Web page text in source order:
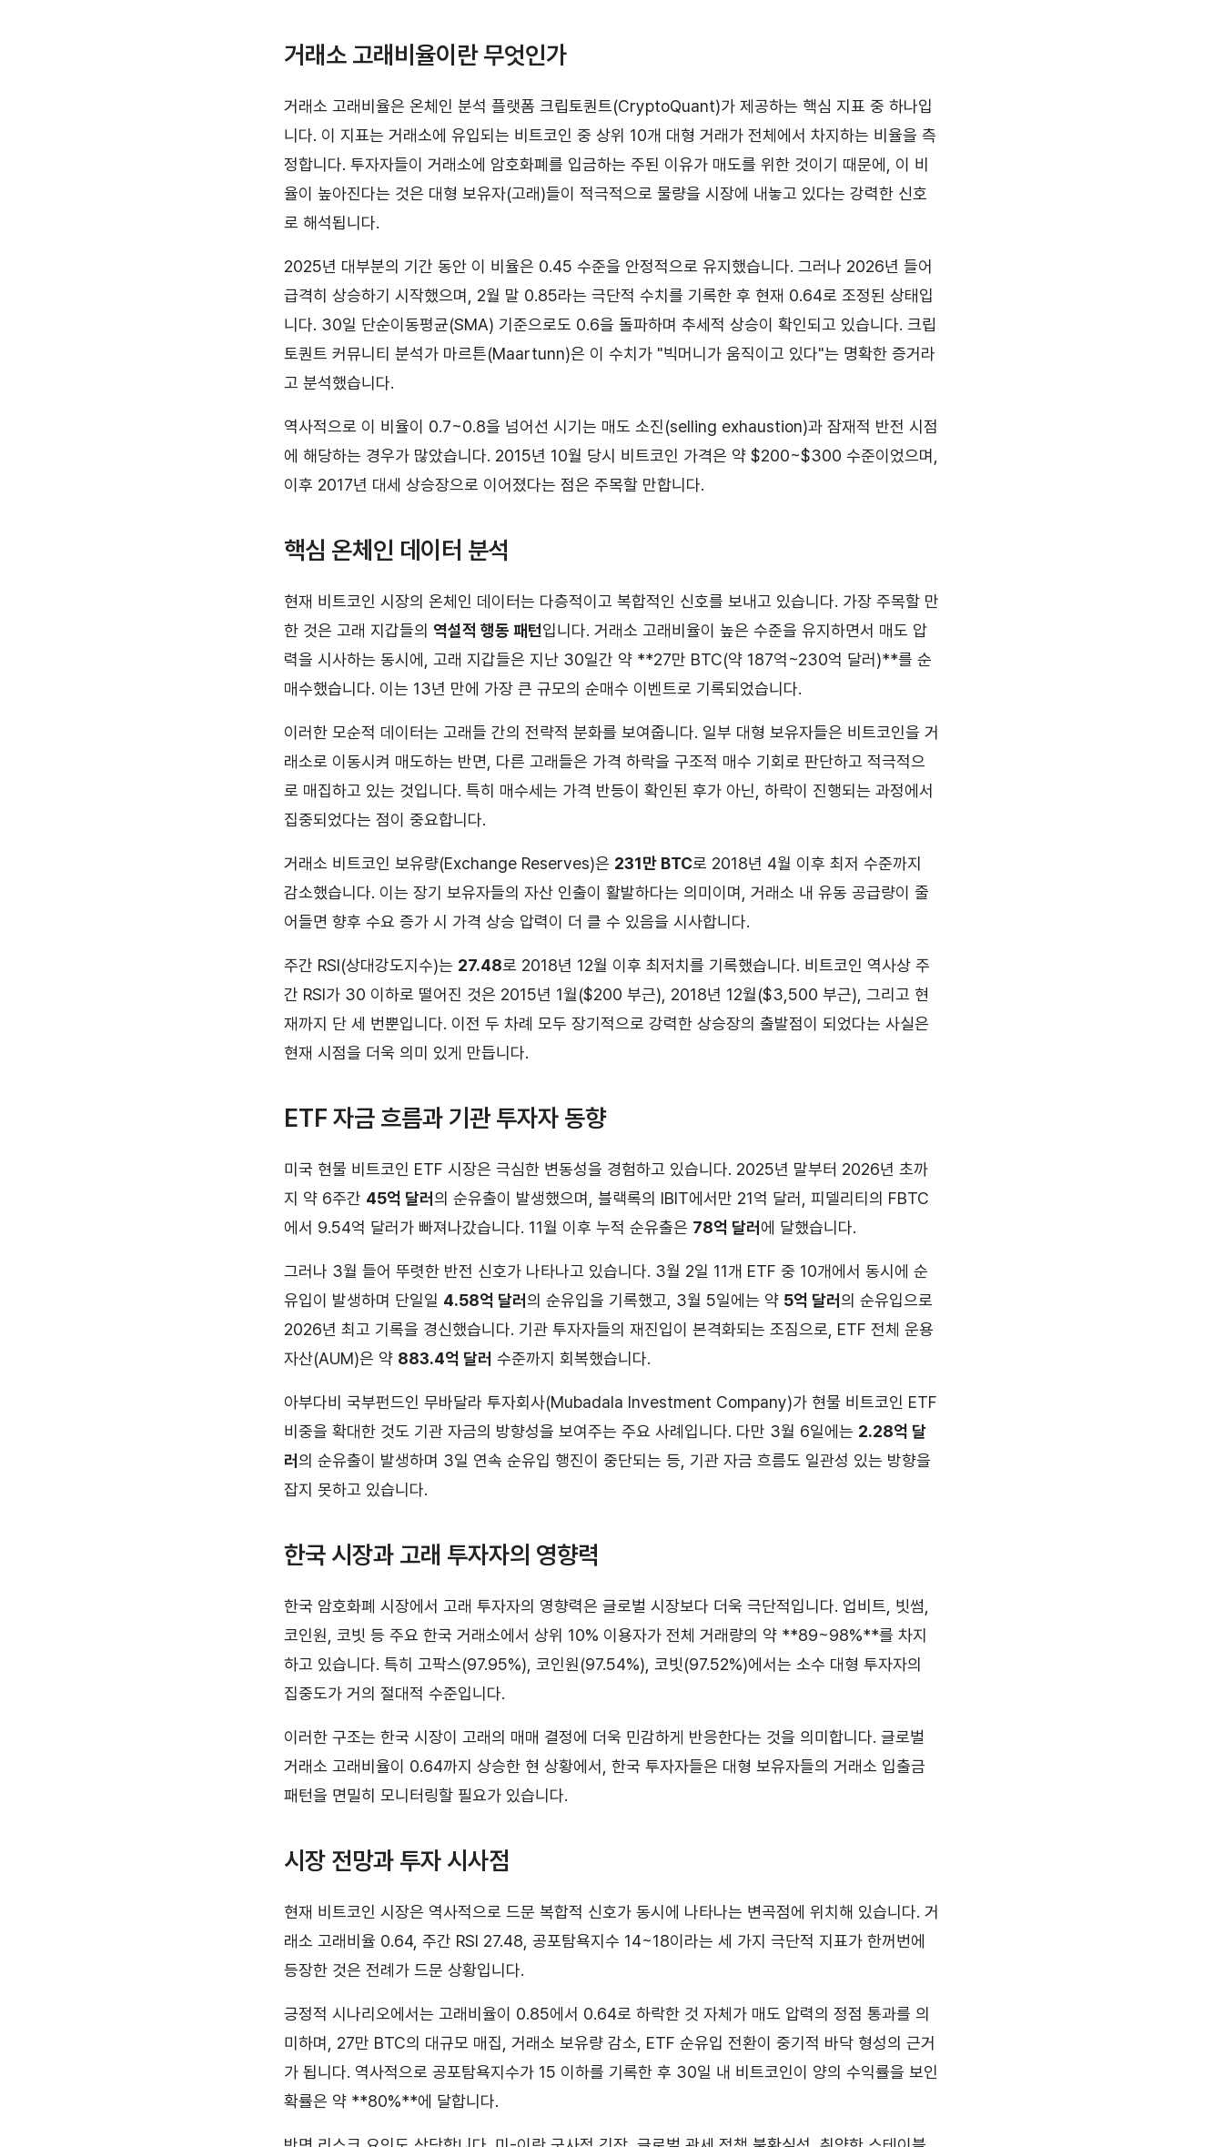
거래소 고래비율이란 무엇인가
거래소 고래비율은 온체인 분석 플랫폼 크립토퀀트(CryptoQuant)가 제공하는 핵심 지표 중 하나입
니다. 이 지표는 거래소에 유입되는 비트코인 중 상위 10개 대형 거래가 전체에서 차지하는 비율을 측
정합니다. 투자자들이 거래소에 암호화폐를 입금하는 주된 이유가 매도를 위한 것이기 때문에, 이 비
율이 높아진다는 것은 대형 보유자(고래)들이 적극적으로 물량을 시장에 내놓고 있다는 강력한 신호
로 해석됩니다.
2025년 대부분의 기간 동안 이 비율은 0.45 수준을 안정적으로 유지했습니다. 그러나 2026년 들어
급격히 상승하기 시작했으며, 2월 말 0.85라는 극단적 수치를 기록한 후 현재 0.64로 조정된 상태입
니다. 30일 단순이동평균(SMA) 기준으로도 0.6을 돌파하며 추세적 상승이 확인되고 있습니다. 크립
토퀀트 커뮤니티 분석가 마르튼(Maartunn)은 이 수치가 "빅머니가 움직이고 있다"는 명확한 증거라
고 분석했습니다.
역사적으로 이 비율이 0.7~0.8을 넘어선 시기는 매도 소진(selling exhaustion)과 잠재적 반전 시점
에 해당하는 경우가 많았습니다. 2015년 10월 당시 비트코인 가격은 약 $200~$300 수준이었으며,
이후 2017년 대세 상승장으로 이어졌다는 점은 주목할 만합니다.
핵심 온체인 데이터 분석
현재 비트코인 시장의 온체인 데이터는 다층적이고 복합적인 신호를 보내고 있습니다. 가장 주목할 만
한 것은 고래 지갑들의 역설적 행동 패턴입니다. 거래소 고래비율이 높은 수준을 유지하면서 매도 압
력을 시사하는 동시에, 고래 지갑들은 지난 30일간 약 **27만 BTC(약 187억~230억 달러)**를 순
매수했습니다. 이는 13년 만에 가장 큰 규모의 순매수 이벤트로 기록되었습니다.
이러한 모순적 데이터는 고래들 간의 전략적 분화를 보여줍니다. 일부 대형 보유자들은 비트코인을 거
래소로 이동시켜 매도하는 반면, 다른 고래들은 가격 하락을 구조적 매수 기회로 판단하고 적극적으
로 매집하고 있는 것입니다. 특히 매수세는 가격 반등이 확인된 후가 아닌, 하락이 진행되는 과정에서
집중되었다는 점이 중요합니다.
거래소 비트코인 보유량(Exchange Reserves)은 231만 BTC로 2018년 4월 이후 최저 수준까지
감소했습니다. 이는 장기 보유자들의 자산 인출이 활발하다는 의미이며, 거래소 내 유동 공급량이 줄
어들면 향후 수요 증가 시 가격 상승 압력이 더 클 수 있음을 시사합니다.
주간 RSI(상대강도지수)는 27.48로 2018년 12월 이후 최저치를 기록했습니다. 비트코인 역사상 주
간 RSI가 30 이하로 떨어진 것은 2015년 1월($200 부근), 2018년 12월($3,500 부근), 그리고 현
재까지 단 세 번뿐입니다. 이전 두 차례 모두 장기적으로 강력한 상승장의 출발점이 되었다는 사실은
현재 시점을 더욱 의미 있게 만듭니다.
ETF 자금 흐름과 기관 투자자 동향
미국 현물 비트코인 ETF 시장은 극심한 변동성을 경험하고 있습니다. 2025년 말부터 2026년 초까
지 약 6주간 45억 달러 의 순유출이 발생했으며, 블랙록의 IBIT에서만 21억 달러, 피델리티의 FBTC
에서 9.54억 달러가 빠져나갔습니다. 11월 이후 누적 순유출은 78억 달러 에 달했습니다.
그러나 3월 들어 뚜렷한 반전 신호가 나타나고 있습니다. 3월 2일 11개 ETF 중 10개에서 동시에 순
유입이 발생하며 단일일 4.58억 달러 의 순유입을 기록했고, 3월 5일에는 약 5억 달러 의 순유입으로
2026년 최고 기록을 경신했습니다. 기관 투자자들의 재진입이 본격화되는 조짐으로, ETF 전체 운용
자산(AUM)은 약 883.4억 달러 수준까지 회복했습니다.
아부다비 국부펀드인 무바달라 투자회사(Mubadala Investment Company)가 현물 비트코인 ETF
비중을 확대한 것도 기관 자금의 방향성을 보여주는 주요 사례입니다. 다만 3월 6일에는 2.28억 달
러 의 순유출이 발생하며 3일 연속 순유입 행진이 중단되는 등, 기관 자금 흐름도 일관성 있는 방향을
잡지 못하고 있습니다.
한국 시장과 고래 투자자의 영향력
한국 암호화폐 시장에서 고래 투자자의 영향력은 글로벌 시장보다 더욱 극단적입니다. 업비트, 빗썸,
코인원, 코빗 등 주요 한국 거래소에서 상위 10% 이용자가 전체 거래량의 약 **89~98%**를 차지
하고 있습니다. 특히 고팍스(97.95%), 코인원(97.54%), 코빗(97.52%)에서는 소수 대형 투자자의
집중도가 거의 절대적 수준입니다.
이러한 구조는 한국 시장이 고래의 매매 결정에 더욱 민감하게 반응한다는 것을 의미합니다. 글로벌
거래소 고래비율이 0.64까지 상승한 현 상황에서, 한국 투자자들은 대형 보유자들의 거래소 입출금
패턴을 면밀히 모니터링할 필요가 있습니다.
시장 전망과 투자 시사점
현재 비트코인 시장은 역사적으로 드문 복합적 신호가 동시에 나타나는 변곡점에 위치해 있습니다. 거
래소 고래비율 0.64, 주간 RSI 27.48, 공포탐욕지수 14~18이라는 세 가지 극단적 지표가 한꺼번에
등장한 것은 전례가 드문 상황입니다.
긍정적 시나리오에서는 고래비율이 0.85에서 0.64로 하락한 것 자체가 매도 압력의 정점 통과를 의
미하며, 27만 BTC의 대규모 매집, 거래소 보유량 감소, ETF 순유입 전환이 중기적 바닥 형성의 근거
가 됩니다. 역사적으로 공포탐욕지수가 15 이하를 기록한 후 30일 내 비트코인이 양의 수익률을 보인
확률은 약 **80%**에 달합니다.